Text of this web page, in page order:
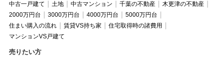
中古一戸建て
土地 中古マンション 千葉の不動産
木更津の不動産
2000万円台
3000万円台 4000万円台
5000万円台
住まい購入の流れ
賃貸VS持ち家
住宅取得時の諸費用
マンションVS戸建て
売りたい方